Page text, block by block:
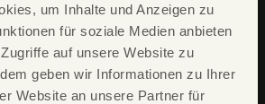
um Inhalte und Anzeigen zu
für soziale Medien anbieten
auf unsere Website zu
geben wir Informationen zu Ihrer
Website an unsere Partner für